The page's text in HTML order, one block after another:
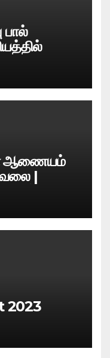
பால்
ஆணையம்
|
2023